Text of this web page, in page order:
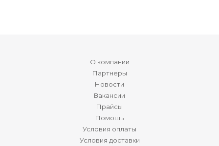
О компании
Партнеры
Новости
Вакансии
Прайсы
Помощь
Условия оплаты
Условия доставки